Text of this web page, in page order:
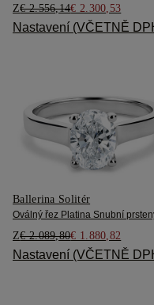
Z€ 2.556,14€ 2.300,53
Nastavení (VČETNĚ
Ballerina Solitér
Oválný řez Platina Snubní
Z€ 2.089,80€ 1.880,82
Nastavení (VČETNĚ